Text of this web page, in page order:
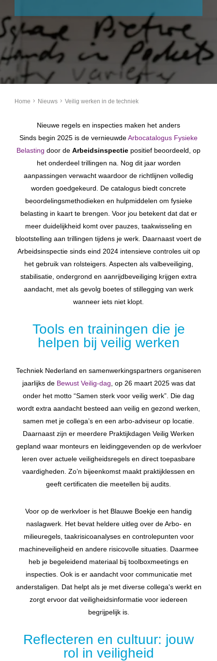
Home Nieuws Veilig werken in de techniek
Nieuwe regels en inspecties maken het anders
Sinds begin 2025 is de vernieuwdeArbocatalogus Fysieke
Belasting door de Arbeidsinspectie positief beoordeeld, op
het onderdeel trillingen na. Nog dit jaar worden
aanpassingen verwacht waardoor de richtlijnen volledig
worden goedgekeurd. De catalogus biedt concrete
beoordelingsmethodieken en hulpmiddelen om fysieke
belasting in kaart te brengen. Voor jou betekent dat dat er
meer duidelijkheid komt over pauzes, taakwisseling en
blootstelling aan trillingen tijdens je werk. Daarnaast voert de
Arbeidsinspectie sinds eind 2024 intensieve controles uit op
het gebruik van rolsteigers. Aspecten als valbeveiliging,
stabilisatie, ondergrond en aanrijdbeveiliging krijgen extra
aandacht, met als gevolg boetes of stillegging van werk
wanneer iets niet klopt.
Tools en trainingen die je
helpen bij veilig werken
Techniek Nederland en samenwerkingspartners organiseren
jaarlijks de Bewust Veilig-dag , op 26 maart 2025 was dat
onder het motto “Samen sterk voor veilig werk”. Die dag
wordt extra aandacht besteed aan veilig en gezond werken,
samen met je collega’s en een arbo-adviseur op locatie.
Daarnaast zijn er meerdere Praktijkdagen Veilig Werken
gepland waar monteurs en leidinggevenden op de werkvloer
leren over actuele veiligheidsregels en direct toepasbare
vaardigheden. Zo’n bijeenkomst maakt praktijklessen en
geeft certificaten die meetellen bij audits.
Voor op de werkvloer is het Blauwe Boekje een handig
naslagwerk. Het bevat heldere uitleg over de Arbo- en
milieuregels, taakrisicoanalyses en controlepunten voor
machineveiligheid en andere risicovolle situaties. Daarmee
heb je begeleidend materiaal bij toolboxmeetings en
inspecties. Ook is er aandacht voor communicatie met
anderstaligen. Dat helpt als je met diverse collega's werkt en
zorgt ervoor dat veiligheidsinformatie voor iedereen
begrijpelijk is.
Reflecteren en cultuur: jouw
rol in veiligheid